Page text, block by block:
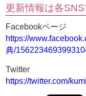
更新情報は各
Facebookページ
https://
典/
Twitter
https://twitter.com/